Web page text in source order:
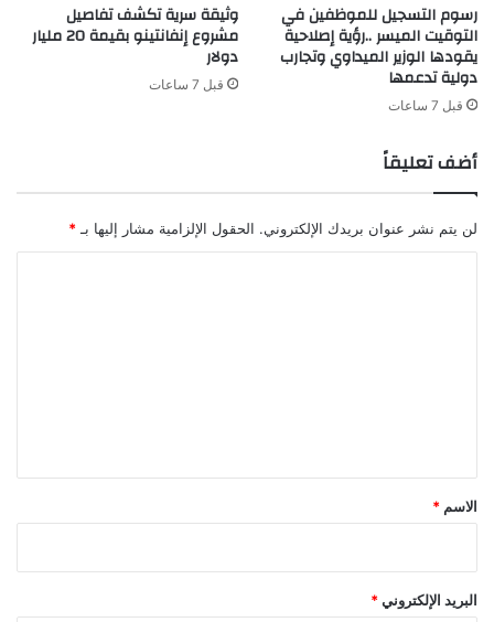
رسوم التسجيل للموظفين في
التوقيت الميسر ..رؤية إصلاحية
يقودها الوزير الميداوي وتجارب
دولية تدعمها
قبل 7 ساعات
وثيقة سرية تكشف تفاصيل
مشروع إنفانتينو بقيمة 20 مليار
دولار
قبل 7 ساعات
أضف تعليقاً
لن يتم نشر عنوان بريدك الإلكتروني. الحقول الإلزامية مشار إليها بـ *
*
الاسم *
البريد الإلكتروني*